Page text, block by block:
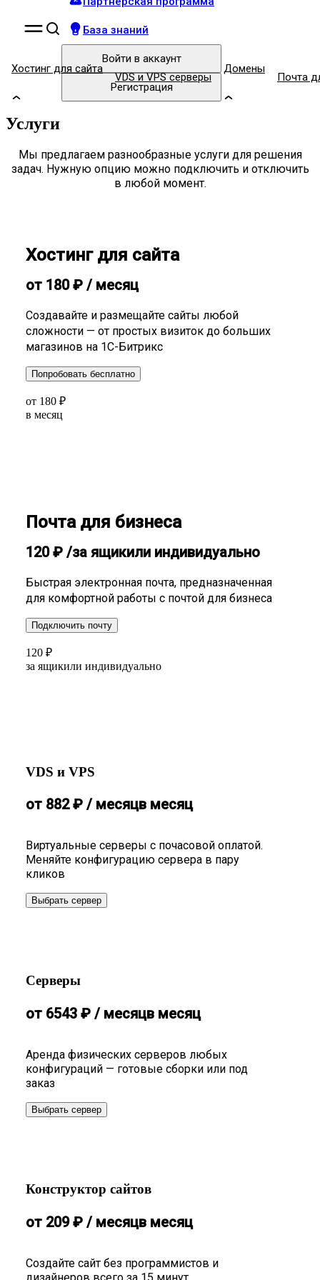
База знаний
Войти в аккаунт
Регистрация
Хостинг для сайта
VDS и VPS серверы
Домены
Почта
Услуги
Мы предлагаем разнообразные услуги для решения
задач. Нужную опцию можно подключить и отключить
в любой момент.
Хостинг для сайта
от 180₽ / месяц
Создавайте и размещайте сайты любой
сложности — от простых визиток до больших
магазинов на 1С-Битрикс
Попробовать бесплатно
от 180 ₽
в месяц
Почта для бизнеса
120₽ /за ящикили индивидуально
Быстрая электронная почта, предназначенная
для комфортной работы с почтой для бизнеса
Подключить почту
120 ₽
за ящикили индивидуально
VDS и VPS
Виртуальные серверы с почасовой оплатой.
Меняйте конфигурацию сервера в пару
кликов
от 882₽ / месяцв месяц
Выбрать сервер
Серверы
Аренда физических серверов любых
конфигураций — готовые сборки или под
заказ
от 6543 ₽ / месяцв месяц
Выбрать сервер
Конструктор сайтов
Создайте сайт без программистов и
от 209₽ / месяцв месяц